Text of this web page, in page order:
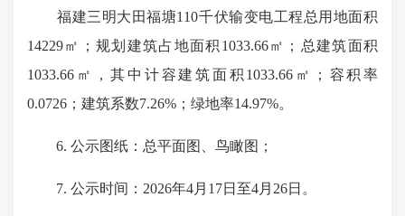
福建三明大田福塘110千伏输变电工程总用地面积
14229㎡；规划建筑占地面积1033.66㎡；总建筑面积
1033.66㎡，其中计容建筑面积1033.66㎡；容积率
0.0726；建筑系数7.26%；绿地率14.97%。
6. 公示图纸：总平面图、鸟瞰图；
7. 公示时间：2026年4月17日至4月26日。